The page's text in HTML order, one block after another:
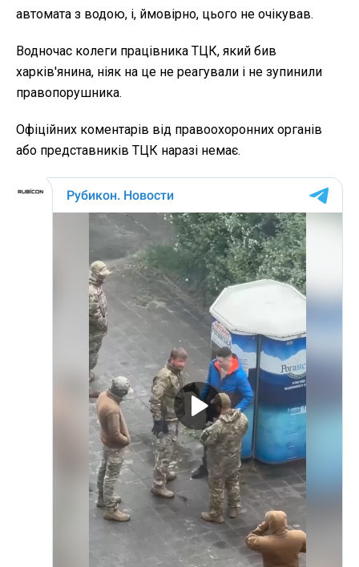
автомата з водою, і, ймовірно, цього не очікував.
Водночас колеги працівника ТЦК, який бив
харків'янина, ніяк на це не реагували і не зупинили
правопорушника.
Офіційних коментарів від правоохоронних органів
або представників ТЦК наразі немає.